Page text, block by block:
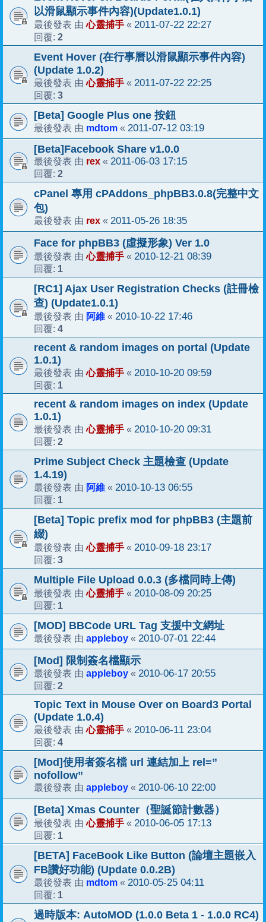
以滑鼠顯示事件內容)(Update1.0.1)
最後發表 由心靈捕手 « 2011-07-22 22:27
回覆: 2
Event Hover (在行事曆以滑鼠顯示事件內容)
(Update 1.0.2)
最後發表 由心靈捕手 « 2011-07-22 22:25
回覆: 3
[Beta] Google Plus one 按鈕
最後發表 由 mdtom « 2011-07-12 03:19
[Beta]Facebook Share v1.0.0
最後發表 由 rex « 2011-06-03 17:15
回覆: 2
cPanel 專用 cPAddons_phpBB3.0.8(完整中文
包)
最後發表 由 rex « 2011-05-26 18:35
Face for phpBB3 (虛擬形象) Ver 1.0
最後發表 由心靈捕手 « 2010-12-21 08:39
回覆: 1
[RC1] Ajax User Registration Checks (註冊檢
查) (Update1.0.1)
最後發表 由 阿維 « 2010-10-22 17:46
回覆: 4
recent & random images on portal (Update
1.0.1)
最後發表 由心靈捕手 « 2010-10-20 09:59
回覆: 1
recent & random images on index (Update
1.0.1)
最後發表 由心靈捕手 « 2010-10-20 09:31
回覆: 2
Prime Subject Check 主題檢查 (Update
1.4.19)
最後發表 由 阿維 « 2010-10-13 06:55
回覆: 1
[Beta] Topic prefix mod for phpBB3 (主題前
綴)
最後發表 由心靈捕手 « 2010-09-18 23:17
回覆: 3
Multiple File Upload 0.0.3 (多檔同時上傳)
最後發表 由心靈捕手 « 2010-08-09 20:25
回覆: 1
[MOD] BBCode URL Tag 支援中文網址
最後發表 由 appleboy « 2010-07-01 22:44
[Mod] 限制簽名檔顯示
最後發表 由 appleboy « 2010-06-17 20:55
回覆: 2
Topic Text in Mouse Over on Board3 Portal
(Update 1.0.4)
最後發表 由心靈捕手 « 2010-06-11 23:04
回覆: 4
[Mod]使用者簽名檔 url 連結加上 rel=”
nofollow”
最後發表 由 appleboy « 2010-06-10 22:00
[Beta] Xmas Counter（聖誕節計數器）
最後發表 由心靈捕手 « 2010-06-05 17:13
回覆: 1
[BETA] FaceBook Like Button (論壇主題嵌入
FB讚好功能) (Update 0.0.2B)
最後發表 由 mdtom « 2010-05-25 04:11
回覆: 1
過時版本: AutoMOD (1.0.0 Beta 1 - 1.0.0 RC4)